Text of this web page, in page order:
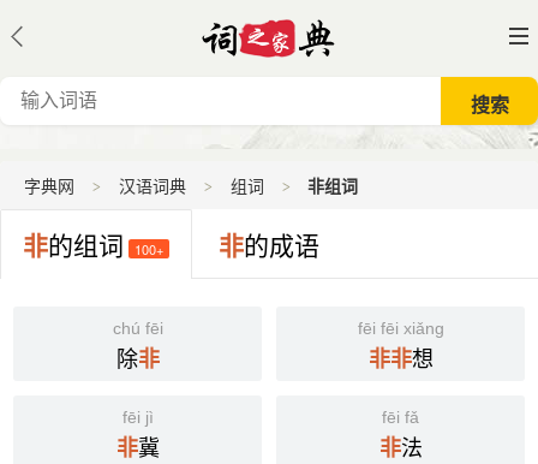
字典网 汉语词典 组词 非组词
非的组词 100+ 非的成语
chú fēi
除非
fēi fēi xiǎng
非非想
fēi jì
非冀
fēi fǎ
非法